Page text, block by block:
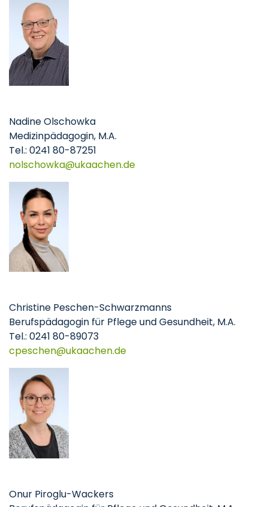
Nadine Olschowka
Medizinpädagogin, M.A.
Tel.: 0241 80-87251
nolschowka
ukaachende
Christine Peschen-Schwarzmanns
Berufspädagogin für Pflege und Gesundheit, M.A.
Tel.: 0241 80-89073
cpeschen
ukaachende
Onur Piroglu-Wackers